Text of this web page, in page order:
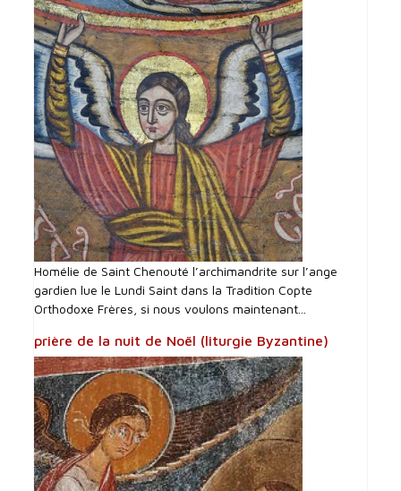
Homélie de Saint Chenouté l’archimandrite sur l’ange
gardien lue le Lundi Saint dans la Tradition Copte
Orthodoxe Frères, si nous voulons maintenant...
prière de la nuit de Noël (liturgie Byzantine)